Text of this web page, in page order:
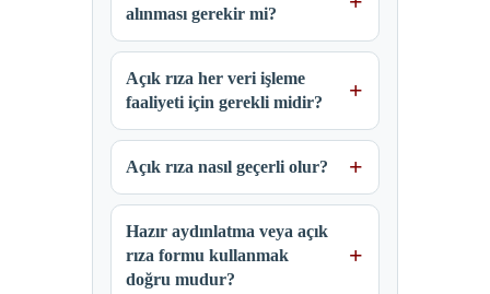
alınması gerekir mi?
Açık rıza her veri işleme
faaliyeti için gerekli midir?
Açık rıza nasıl geçerli olur?
Hazır aydınlatma veya açık
rıza formu kullanmak
doğru mudur?